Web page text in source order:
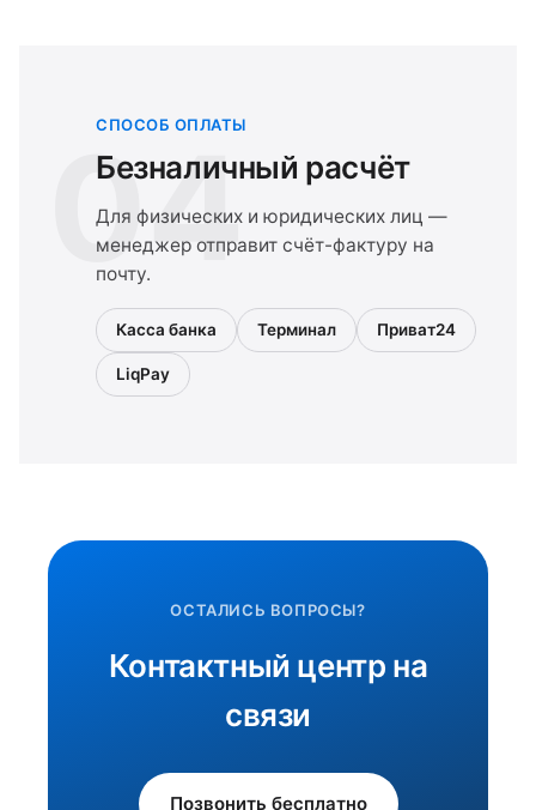
04
СПОСОБ ОПЛАТЫ
Безналичный расчёт
Для физических и юридических лиц —
менеджер отправит счёт-фактуру на
почту.
Касса банка Терминал Приват24
LiqPay
ОСТАЛИСЬ ВОПРОСЫ?
Контактный центр на
связи
Позвонить бесплатно